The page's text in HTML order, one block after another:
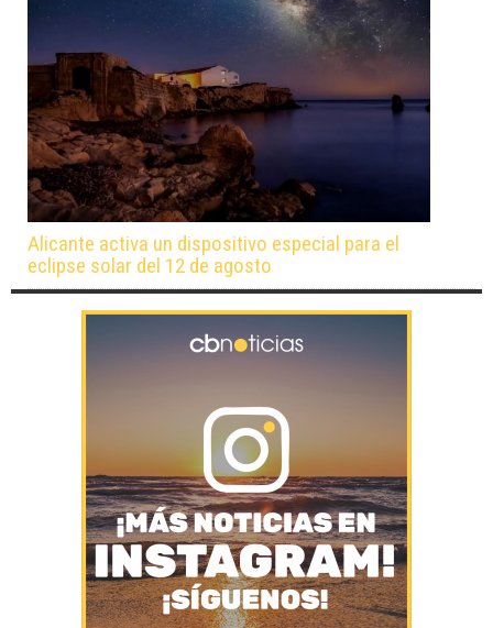
Alicante activa un dispositivo especial para el
eclipse solar del 12 de agosto